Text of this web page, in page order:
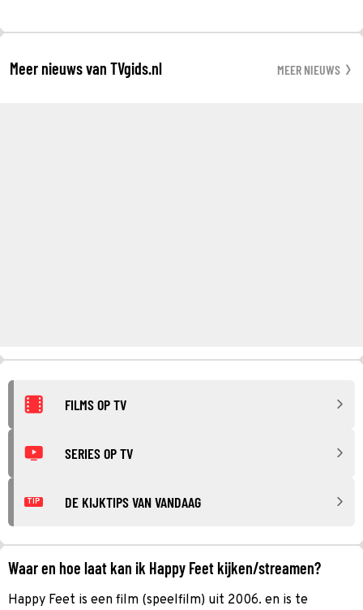
Meer nieuws van TVgids.nl MEER NIEUWS
FILMS OP TV
SERIES OP TV
TIP DE KIJKTIPS VAN VANDAAG
Waar en hoe laat kan ik Happy Feet kijken/streamen?
Happy Feet is een film (speelfilm) uit 2006. en is te